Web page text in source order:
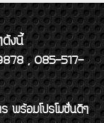
ดังนี้
, 085-517-
พร้อมโปรโมชั่นดีๆ